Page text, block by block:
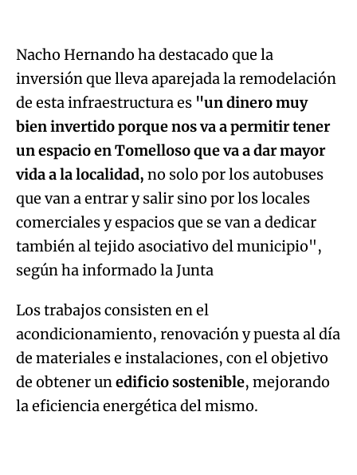
Nacho Hernando ha destacado que la
inversión que lleva aparejada la remodelación
de esta infraestructura es "un dinero muy
bien invertido porque nos va a permitir tener
un espacio en Tomelloso que va a dar mayor
vida a la localidad, no solo por los autobuses
que van a entrar y salir sino por los locales
comerciales y espacios que se van a dedicar
también al tejido asociativo del municipio",
según ha informado la Junta
Los trabajos consisten en el
acondicionamiento, renovación y puesta al día
de materiales e instalaciones, con el objetivo
de obtener unedificio sostenible, mejorando
la eficiencia energética del mismo.